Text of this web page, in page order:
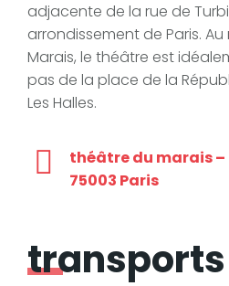
adjacente de la rue de
arrondissement de Paris.
Marais, le théâtre est
pas de la place de la
Les Halles.
théâtre du marais –
75003 Paris
transports